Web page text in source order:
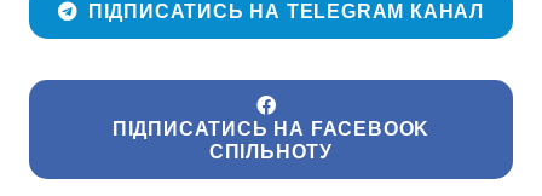
ПІДПИСАТИСЬ НА TELEGRAM КАНАЛ
ПІДПИСАТИСЬ НА FACEBOOK
СПІЛЬНОТУ